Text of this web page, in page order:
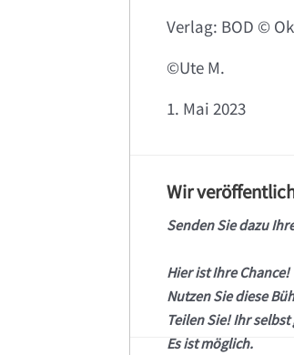
Verlag: BOD ©️
©️Ute M.
1. Mai 2023
Wir
Senden Sie dazu
Hier ist Ihre Chance!
Nutzen Sie diese
Teilen Sie! Ihr
Es ist möglich.